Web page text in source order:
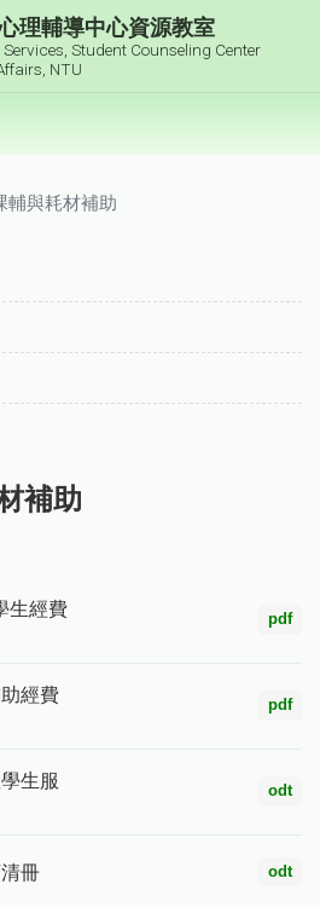
理輔導中心資源教室
Student Counseling Center
NTU
輔與耗材補助
補助
生經費
pdf
經費
pdf
生服
odt
冊 odt